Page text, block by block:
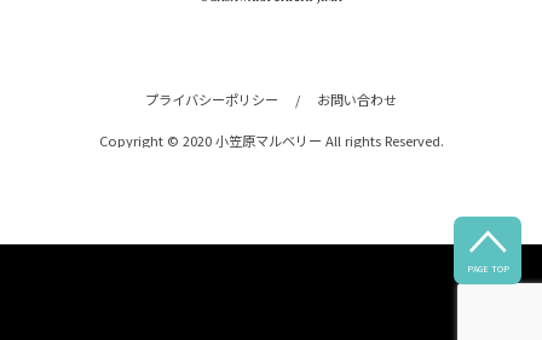

PAGE TOP
プライバシーポリシー / お問い合わせ
Copyright © 2020 小笠原マルベリー All rights Reserved.